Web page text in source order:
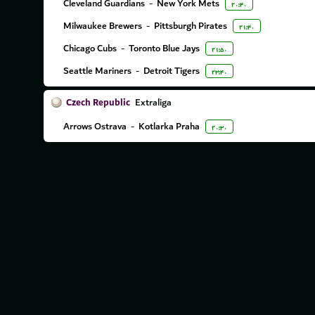
۲۰:۴۰
Milwaukee Brewers - Pittsburgh Pirates ۲۱:۴۰
Chicago Cubs - Toronto Blue Jays ۲۱:۵۰
Seattle Mariners - Detroit Tigers ۲۳:۴۰
Czech Republic Extraliga
Arrows Ostrava - Kotlarka Praha ۲۰:۳۰